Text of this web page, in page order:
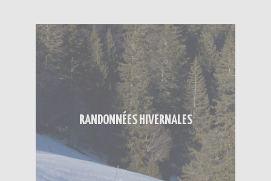
RANDONNÉES HIVERNALES